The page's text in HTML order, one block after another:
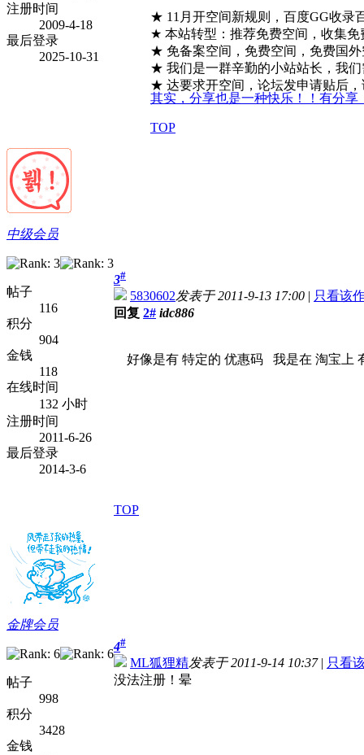
注册时间
2009-4-18
最后登录
2025-10-31
★ 11月开空间新规则，百度GG收录
★ 本站转型：推荐免费空间，收集
★ 免备案空间，免费空间，免费国
★ 我们是一群辛勤的小站站长，我
★ 达要求开空间，论坛发申请贴后，
其实，分享也是一种快乐！！有分
TOP
中级会员
帖子
116
积分
904
金钱
118
在线时间
132 小时
注册时间
2011-6-26
最后登录
2014-3-6
3#
5830602发表于 2011-9-13 17:00 | 只看该
回复 2# idc886
好像是有 特定的 优惠码 我是在 淘宝上
TOP
金牌会员
帖子
998
积分
3428
金钱
4#
ML狐狸精发表于 2011-9-14 10:37| 只看
没法注册！晕